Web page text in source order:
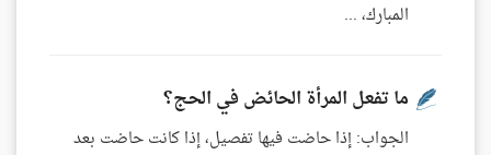
المبارك، ...
ما تفعل المرأة الحائض في الحج؟
الجواب: إذا حاضت فيها تفصيل، إذا كانت حاضت بعد